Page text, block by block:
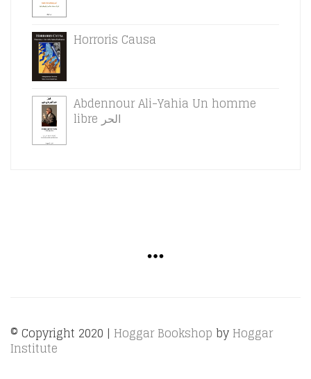
Horroris Causa
Abdennour Ali-Yahia Un homme
libre الحر
© Copyright 2020 | Hoggar Bookshop by Hoggar
Institute